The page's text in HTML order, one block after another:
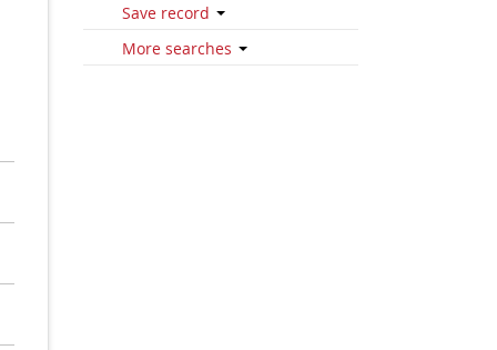
Save record
More searches